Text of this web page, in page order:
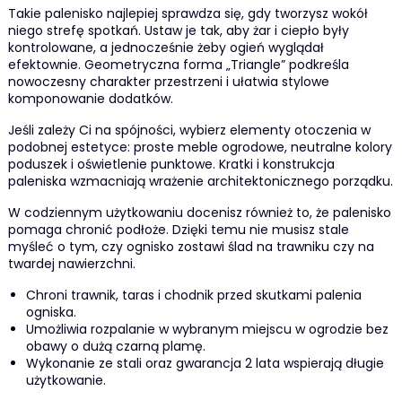
Takie palenisko najlepiej sprawdza się, gdy tworzysz wokół
niego strefę spotkań. Ustaw je tak, aby żar i ciepło były
kontrolowane, a jednocześnie żeby ogień wyglądał
efektownie. Geometryczna forma „Triangle” podkreśla
nowoczesny charakter przestrzeni i ułatwia stylowe
komponowanie dodatków.
Jeśli zależy Ci na spójności, wybierz elementy otoczenia w
podobnej estetyce: proste meble ogrodowe, neutralne kolory
poduszek i oświetlenie punktowe. Kratki i konstrukcja
paleniska wzmacniają wrażenie architektonicznego porządku.
W codziennym użytkowaniu docenisz również to, że palenisko
pomaga chronić podłoże. Dzięki temu nie musisz stale
myśleć o tym, czy ognisko zostawi ślad na trawniku czy na
twardej nawierzchni.
Chroni trawnik, taras i chodnik przed skutkami palenia
ogniska.
Umożliwia rozpalanie w wybranym miejscu w ogrodzie bez
obawy o dużą czarną plamę.
Wykonanie ze stali oraz gwarancja 2 lata wspierają długie
użytkowanie.